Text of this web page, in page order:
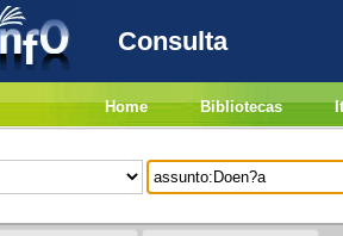
Consulta
Home Bibliotecas